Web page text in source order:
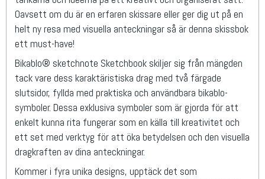
Oavsett om du är en erfaren skissare eller ger dig ut på en
helt ny resa med visuella anteckningar så är denna skissbok
ett must-have!
Bikablo® sketchnote Sketchbook skiljer sig från mängden
tack vare dess karaktäristiska drag med två färgade
slutsidor, fyllda med praktiska och användbara bikablo-
symboler. Dessa exklusiva symboler som är gjorda för att
enkelt kunna rita fungerar som en källa till kreativitet och
ett set med verktyg för att öka betydelsen och den visuella
dragkraften av dina anteckningar.
Kommer i fyra unika designs, upptäck det som